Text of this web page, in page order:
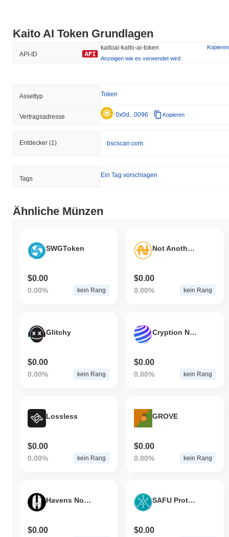
Kaito AI Token Grundlagen
API-ID
kaitoai-kaito-ai-token
Kopieren
Anzeigen wie es verwendet wird
Assettyp Token
Vertragsadresse 0x0d...0096 Kopieren
Entdecker (1) bscscan.com
Tags Ein Tag vorschlagen
Ähnliche Münzen
SWGToken
$0.00
0.00% kein Rang
Not Another Shit Altcoin
$0.00
0.00% kein Rang
Glitchy
$0.00
0.00% kein Rang
Cryption Network
$0.00
0.00% kein Rang
Lossless
$0.00
0.00% kein Rang
GROVE
$0.00
0.00% kein Rang
Havens Nook
$0.00
SAFU Protocol
$0.00